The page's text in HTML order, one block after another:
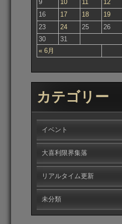
« 6月
9
10 11 12
16
17 18 19
23
24 25 26
30
31
カテゴリー
イベント
大喜利限界集落
リアルタイム更新
未分類